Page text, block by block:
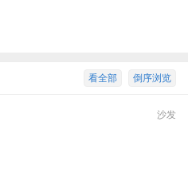
倒序浏览
看全部
沙发